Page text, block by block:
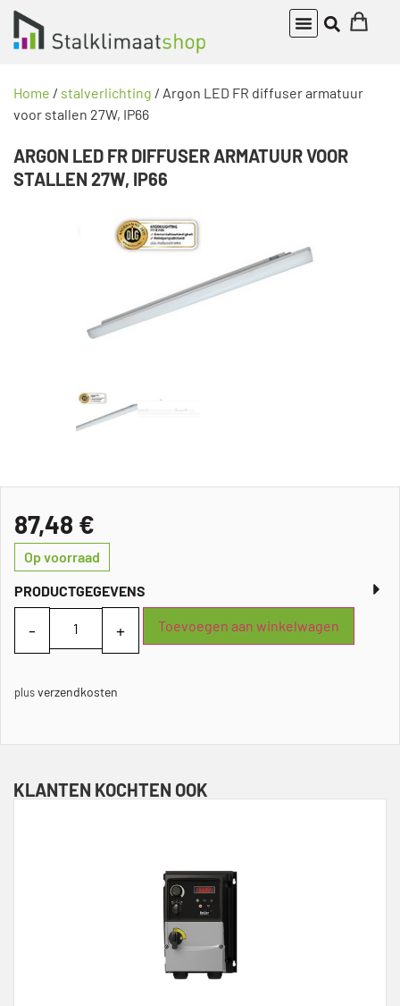
Home / stalverlichting / Argon LED FR diffuser armatuur
voor stallen 27W, IP66
ARGON LED FR DIFFUSER ARMATUUR VOOR
STALLEN 27W, IP66
87,48 €
Op voorraad
PRODUCTGEGEVENS
Toevoegen aan winkelwagen
plusverzendkosten
KLANTEN KOCHTEN OOK